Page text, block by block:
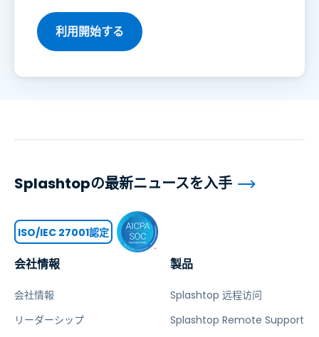
利用開始する
会社情報
会社情報
リーダーシップ
製品
Splashtop 远程访问
Splashtop Remote Support
Splashtopの最新ニュースを入手
ISO/IEC 27001認定